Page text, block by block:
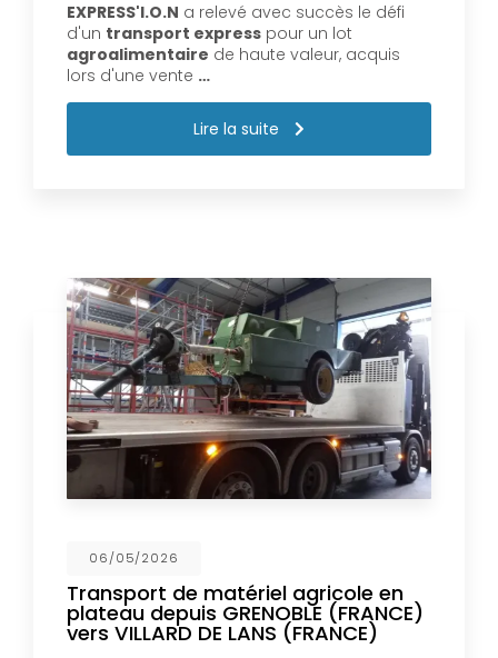
EXPRESS'I.O.N a relevé avec succès le défi
d'un transport express pour un lot
agroalimentaire de haute valeur, acquis
lors d'une vente …
Lire la suite
06/05/2026
Transport de matériel agricole en
plateau depuis GRENOBLE (FRANCE)
vers VILLARD DE LANS (FRANCE)